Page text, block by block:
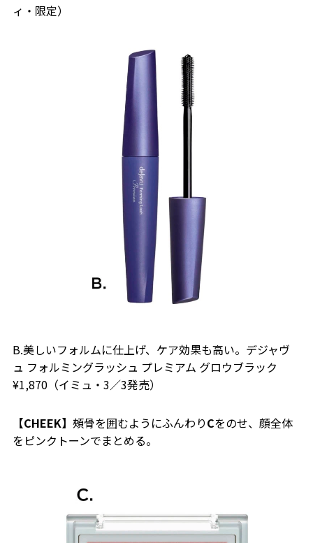
ィ・限定）
B.美しいフォルムに仕上げ、ケア効果も高い。デジャヴ
ュ フォルミングラッシュ プレミアム グロウブラック
¥1,870（イミュ・3／3発売）
【CHEEK】 頰骨を囲むようにふんわりCをのせ、 顔全体
をピンクトーンでまとめる。